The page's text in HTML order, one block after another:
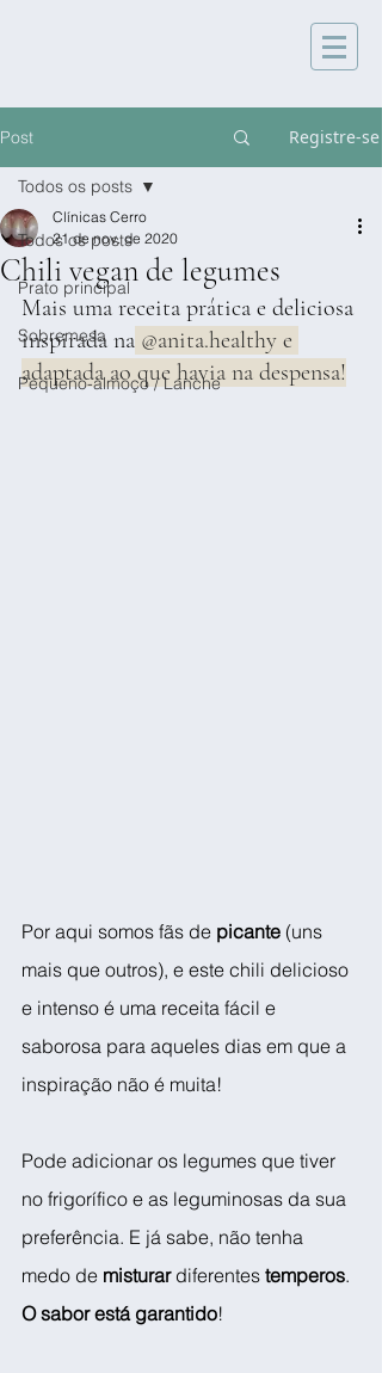
Post Registre-se
Todos os posts
Prato principal
Sobremesa
Pequeno-almoço / Lanche
Todos os posts
Chili vegan de legumes
Clínicas Cerro
21 de nov. de 2020
Mais uma receita prática e deliciosa
inspirada na @anita.healthy e
adaptada ao que havia na despensa!
Por aqui somos fãs de picante (uns
mais que outros), e este chili delicioso
e intenso é uma receita fácil e
saborosa para aqueles dias em que a
inspiração não é muita!
Pode adicionar os legumes que tiver
no frigorífico e as leguminosas da sua
preferência. E já sabe, não tenha
medo de misturar diferentes temperos.
O sabor está garantido!